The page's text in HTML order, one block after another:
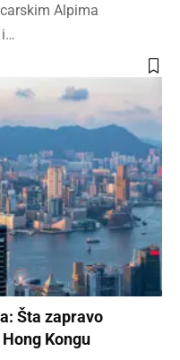
Alpima
i…
Šta zapravo
Kongu